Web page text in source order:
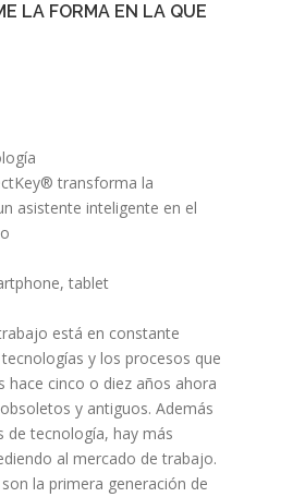
LA FORMA EN LA QUE
transforma la
asistente inteligente en el
está en constante
y los procesos que
hace cinco o diez años ahora
y antiguos. Además
de tecnología, hay más
al mercado de trabajo.
la primera generación de